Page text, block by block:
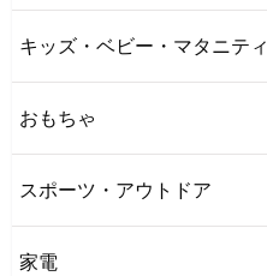
キッズ・ベビー・マタニティ
おもちゃ
スポーツ・アウトドア
家電